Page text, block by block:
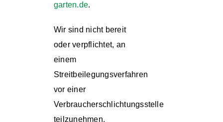
garten.de.
Wir sind nicht bereit
oder verpflichtet, an
einem
Streitbeilegungsverfahren
vor einer
Verbraucherschlichtungsstelle
teilzunehmen.